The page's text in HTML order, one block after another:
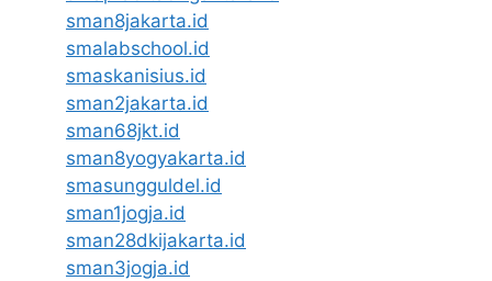
sman8jakarta.id
smalabschool.id
smaskanisius.id
sman2jakarta.id
sman68jkt.id
sman8yogyakarta.id
smasungguldel.id
sman1jogja.id
sman28dkijakarta.id
sman3jogja.id